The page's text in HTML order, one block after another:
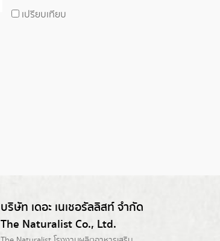
เปรียบเทียบ
บริษัท เดอะ เนเชอรัลลิสท์ จำกัด
The Naturalist Co., Ltd.